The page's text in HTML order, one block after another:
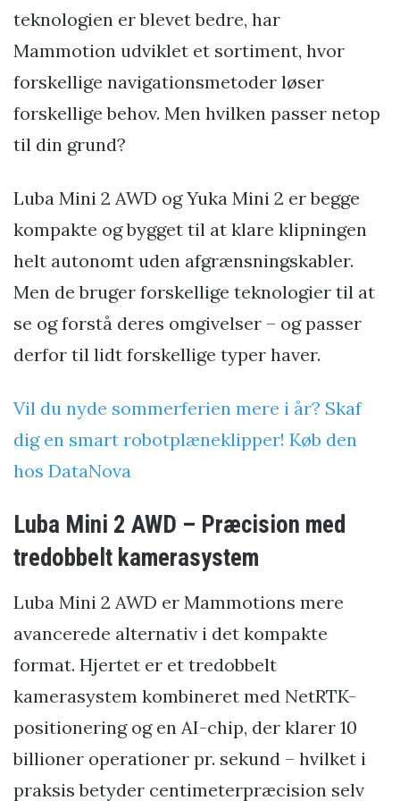
teknologien er blevet bedre, har
Mammotion udviklet et sortiment, hvor
forskellige navigationsmetoder løser
forskellige behov. Men hvilken passer netop
til din grund?
Luba Mini 2 AWD og Yuka Mini 2 er begge
kompakte og bygget til at klare klipningen
helt autonomt uden afgrænsningskabler.
Men de bruger forskellige teknologier til at
se og forstå deres omgivelser – og passer
derfor til lidt forskellige typer haver.
Vil du nyde sommerferien mere i år? Skaf
dig en smart robotplæneklipper! Køb den
hos DataNova
Luba Mini 2 AWD – Præcision med
tredobbelt kamerasystem
Luba Mini 2 AWD er Mammotions mere
avancerede alternativ i det kompakte
format. Hjertet er et tredobbelt
kamerasystem kombineret med NetRTK-
positionering og en AI-chip, der klarer 10
billioner operationer pr. sekund – hvilket i
praksis betyder centimeterpræcision selv